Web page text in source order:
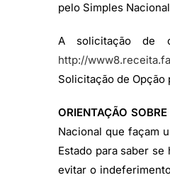
pelo Simples
A solicitação de
http://
Solicitação de Opção
ORIENTAÇÃO
Nacional que façam
Estado para saber se
evitar o